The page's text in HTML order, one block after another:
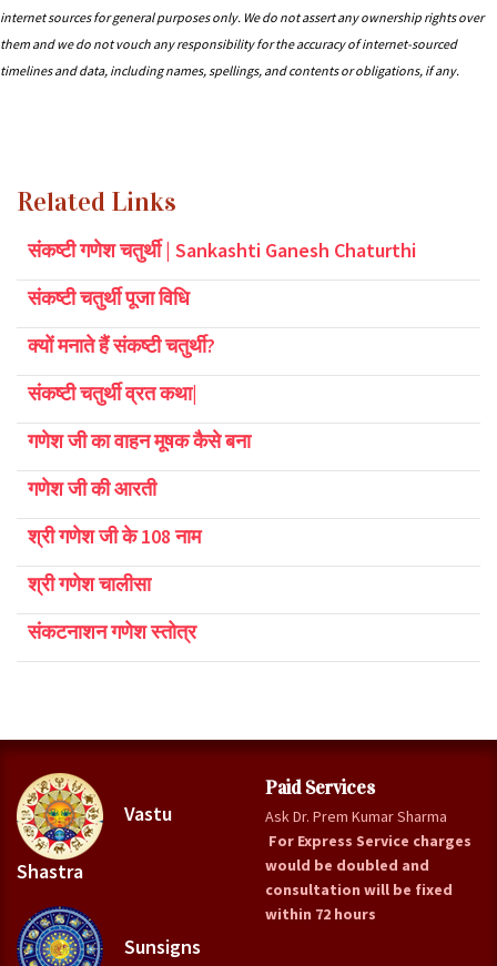
internet sources for general purposes only. We do not assert any ownership rights over
them and we do not vouch any responsibility for the accuracy of internet-sourced
timelines and data, including names, spellings, and contents or obligations, if any.
Related Links
संकष्टी गणेश चतुर्थी | Sankashti Ganesh Chaturthi
संकष्‍टी चतुर्थी पूजा विधि
क्यों मनाते हैं संकष्टी चतुर्थी?
संकष्टी चतुर्थी व्रत कथा|
गणेश जी का वाहन मूषक कैसे बना
गणेश जी की आरती
श्री गणेश जी के 108 नाम
श्री गणेश चालीसा
संकटनाशन गणेश स्तोत्र
Vastu
Shastra
Sunsigns
Paid Services
Ask Dr. Prem Kumar Sharma
For Express Service charges
would be doubled and
consultation will be fixed
within 72 hours